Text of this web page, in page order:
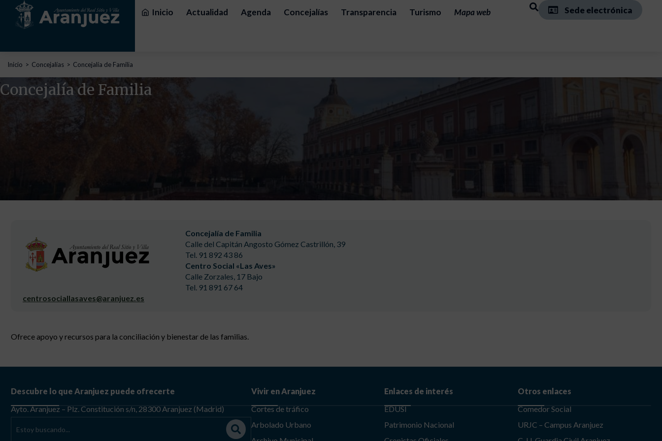
Inicio Actualidad Agenda Concejalías Transparencia Turismo Mapa web Sede electrónica
Estás aquí:
Inicio Concejalías Concejalía de Familia
Concejalía de Familia
Concejalía de Familia
Calle del Capitán Angosto Gómez Castrillón, 39
Tel. 91 892 43 86
Centro Social «Las Aves»
Calle Zorzales, 17 Bajo
Tel. 91 891 67 64
centrosociallasaves@aranjuez.es
Ofrece apoyo y recursos para la conciliación y bienestar de las familias.
Descubre lo que Aranjuez puede ofrecerte
Ayto. Aranjuez – Plz. Constitución s/n, 28300 Aranjuez (Madrid)
Vivir en Aranjuez
Cortes de tráfico
Arbolado Urbano
Enlaces de interés
EDUSI
Patrimonio Nacional
Otros enlaces
Comedor Social
URJC – Campus Aranjuez